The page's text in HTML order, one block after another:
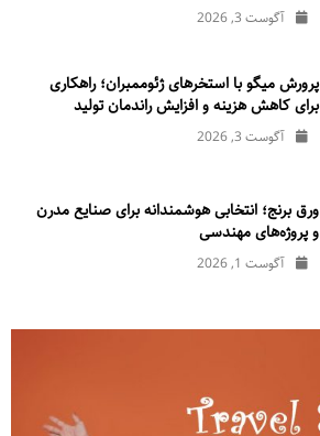
آگوست 3, 2026
پرورش میگو با استخرهای ژئوممبران؛ راهکاری
برای کاهش هزینه و افزایش راندمان تولید
آگوست 3, 2026
ورق برنج؛ انتخابی هوشمندانه برای صنایع مدرن
و پروژه‌های مهندسی
آگوست 1, 2026